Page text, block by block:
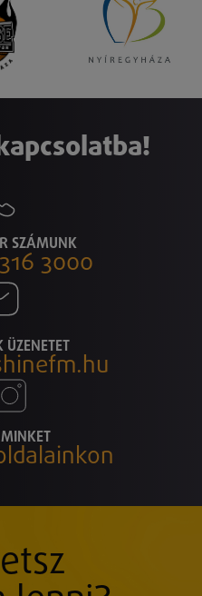
kapcsolatba!
SZÁMUNK
3000
ÜZENETET
MINKET